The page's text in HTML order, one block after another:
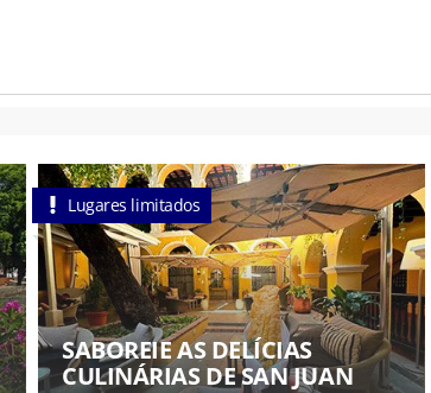
Lugares limitados
SABOREIE AS DELÍCIAS
CULINÁRIAS DE SAN JUAN